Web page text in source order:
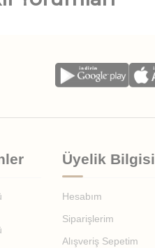
Üyelik Bilgisi
Hesabım
Siparişlerim
Alışveriş Sepetim